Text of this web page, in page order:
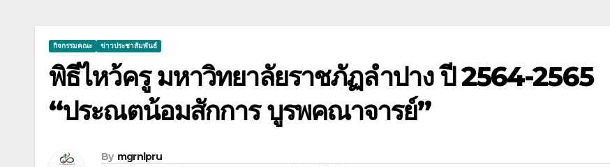
กิจกรรมคณะ ข่าวประชาสัมพันธ์
พิธีไหว้ครู มหาวิทยาลัยราชภัฏลำปาง ปี 2564-2565
“ประณตน้อมสักการ บูรพคณาจารย์”
By mgrnlpru